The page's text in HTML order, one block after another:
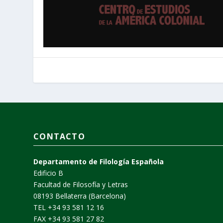
CONTACTO
Departamento de Filología Española
Edificio B
Facultad de Filosofía y Letras
08193 Bellaterra (Barcelona)
TEL +34 93 581 12 16
FAX +34 93 581 27 82